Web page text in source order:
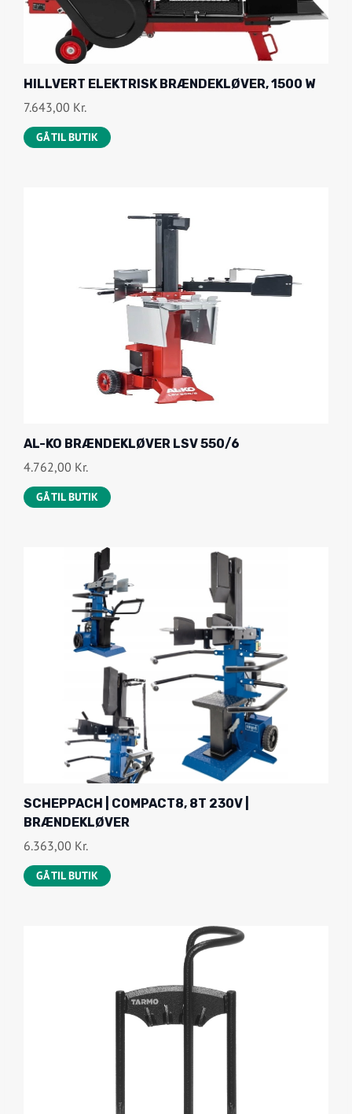
HILLVERT ELEKTRISK BRÆNDEKLØVER, 1500 W
7.643,00 Kr.
GÅ TIL BUTIK
AL-KO BRÆNDEKLØVER LSV 550/6
4.762,00 Kr.
GÅ TIL BUTIK
SCHEPPACH | COMPACT8, 8T 230V |
BRÆNDEKLØVER
6.363,00 Kr.
GÅ TIL BUTIK